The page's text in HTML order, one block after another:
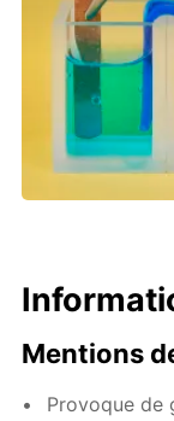
Mentions
Provoque de